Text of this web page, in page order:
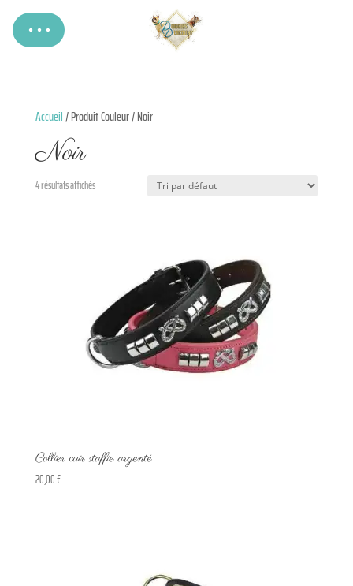
Accueil/ Produit Couleur / Noir
Noir
4 résultats affichés
Collier cuir staffie argenté
20,00€